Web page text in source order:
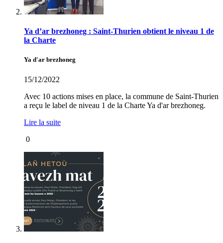
Ya d’ar brezhoneg : Saint-Thurien obtient le niveau 1 de
la Charte
Ya d'ar brezhoneg
15/12/2022
Avec 10 actions mises en place, la commune de Saint-Thurien
a reçu le label de niveau 1 de la Charte Ya d'ar brezhoneg.
Lire la suite
0